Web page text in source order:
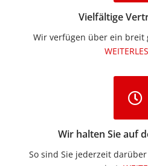
Vielfältige
Wir verfügen über ein breit
Wir halten Sie auf
So sind Sie jederzeit